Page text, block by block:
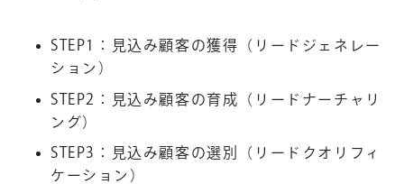
STEP1：見込み顧客の獲得（リードジェネレー
ション）
STEP2：見込み顧客の育成（リードナーチャリ
ング）
STEP3：見込み顧客の選別（リードクオリフィ
ケーション）